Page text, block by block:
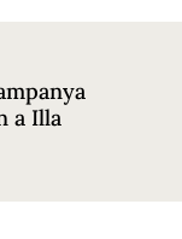
a Illa